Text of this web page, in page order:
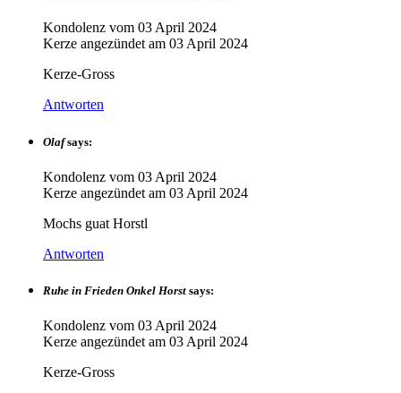
Kondolenz vom 03 April 2024
Kerze angezündet am 03 April 2024
Kerze-Gross
Antworten
Olaf says:
Kondolenz vom 03 April 2024
Kerze angezündet am 03 April 2024
Mochs guat Horstl
Antworten
Ruhe in Frieden Onkel Horst says:
Kondolenz vom 03 April 2024
Kerze angezündet am 03 April 2024
Kerze-Gross